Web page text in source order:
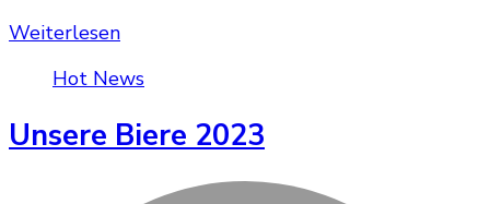
Weiterlesen
Hot News
Unsere Biere 2023